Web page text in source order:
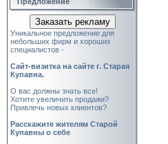
Заказать рекламу
Уникальное предложение для
небольших фирм и хороших
специалистов -
Cайт-визитка на сайте г. Старая
Купавна.
О вас должны знать все!
Хотите увеличить продажи?
Привлечь новых клиентов?
Расскажите жителям Старой
Купавны о себе